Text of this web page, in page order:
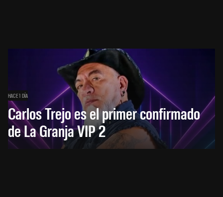
HACE 1 DÍA
Carlos Trejo es el primer confirmado
de La Granja VIP 2